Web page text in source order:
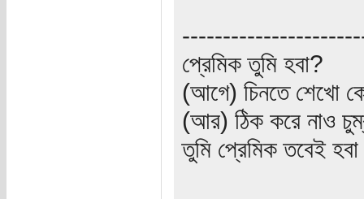
প্রেমিক তুমি হবা?
(আগে) চিনতে শেখো
(আর) ঠিক করে নাও
তুমি প্রেমিক তবেই